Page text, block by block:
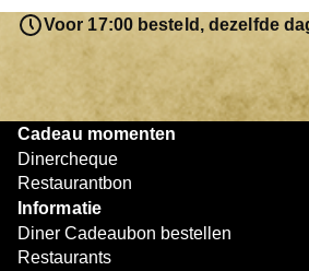
resterende bedrag blijft gewoon op
later worden gebruikt. Zo geniet je
bijzondere eetmomenten.
Voor 17:00 besteld, dezelfde
Cadeau momenten
Dinercheque
Restaurantbon
Informatie
Diner Cadeaubon bestellen
Restaurants